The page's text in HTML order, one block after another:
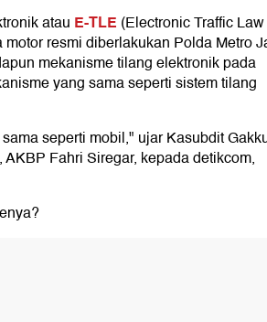
atau E-TLE (Electronic Traffic Law
resmi diberlakukan Polda Metro
mekanisme tilang elektronik pada
yang sama seperti sistem tilang
seperti mobil," ujar Kasubdit
Fahri Siregar, kepada detikcom,